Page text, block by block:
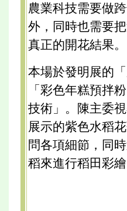
農業科技需要做
外，同時也需要
真正的開花結果。
本場於發明展的
「彩色年糕預拌
技術」。陳主委
展示的紫色水稻
問各項細節，同
稻來進行稻田彩